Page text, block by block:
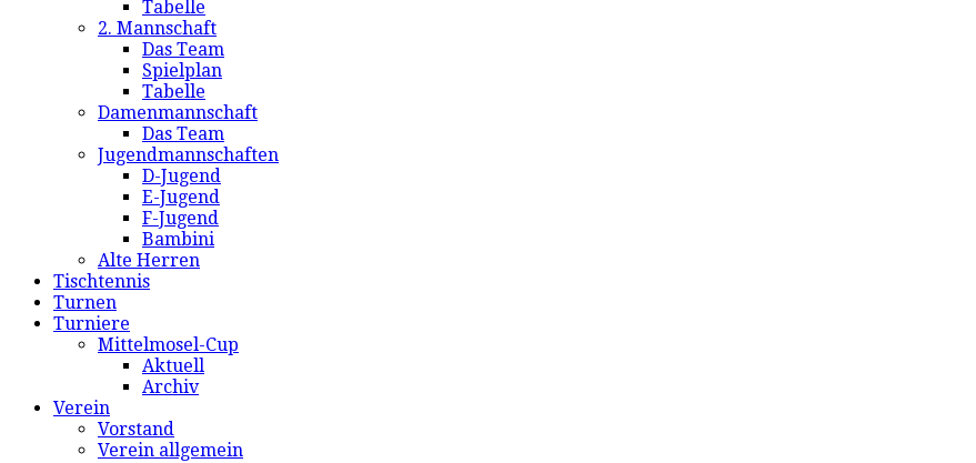
Tabelle
2. Mannschaft
Das Team
Spielplan
Tabelle
Damenmannschaft
Das Team
Jugendmannschaften
D-Jugend
E-Jugend
F-Jugend
Bambini
Alte Herren
Tischtennis
Turnen
Turniere
Mittelmosel-Cup
Aktuell
Archiv
Verein
Vorstand
Verein allgemein